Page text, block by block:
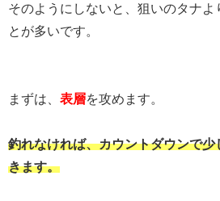
そのようにしないと、狙いのタナよ
とが多いです。
まずは、 表層を攻めます。
釣れなければ、カウントダウンで
きます。